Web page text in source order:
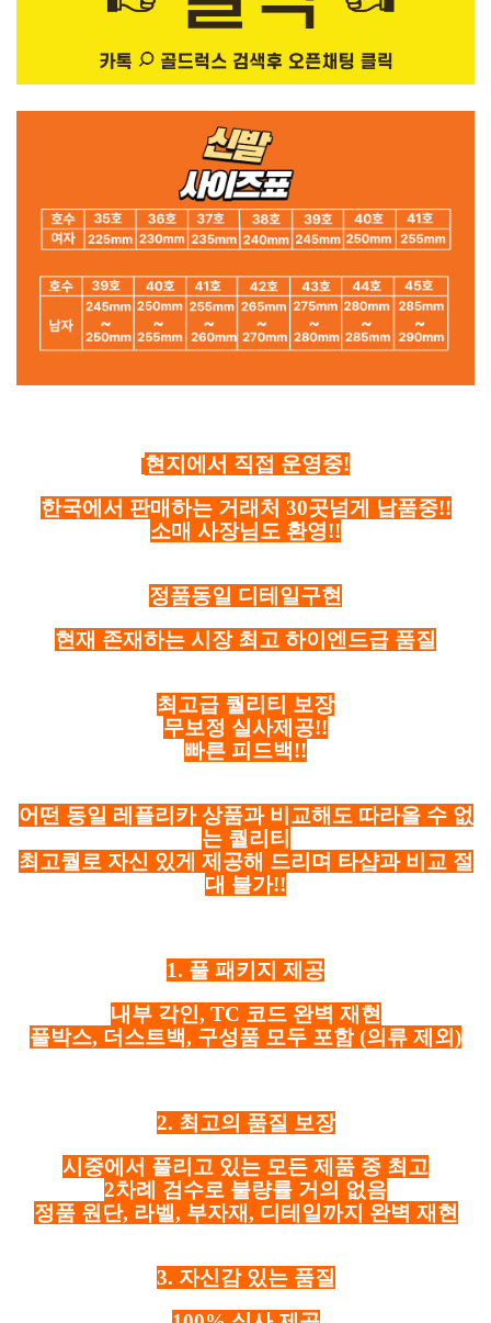
현지에서 직접 운영중!
한국에서 판매하는 거래처 30곳넘게 납품중!!
소매 사장님도 환영!!
정품동일 디테일구현
현재 존재하는 시장 최고 하이엔드급 품질
최고급 퀄리티 보장
무보정 실사제공!!
빠른 피드백!!
어떤 동일 레플리카 상품과 비교해도 따라올 수 없
는 퀄리티
최고퀄로 자신 있게 제공해 드리며 타샵과 비교 절
대 불가!!
1. 풀 패키지 제공
내부 각인, TC 코드 완벽 재현
풀박스, 더스트백, 구성품 모두 포함 (의류 제외)
2. 최고의 품질 보장
시중에서 풀리고 있는 모든 제품 중 최고
2차례 검수로 불량률 거의 없음
정품 원단, 라벨, 부자재, 디테일까지 완벽 재현
3. 자신감 있는 품질